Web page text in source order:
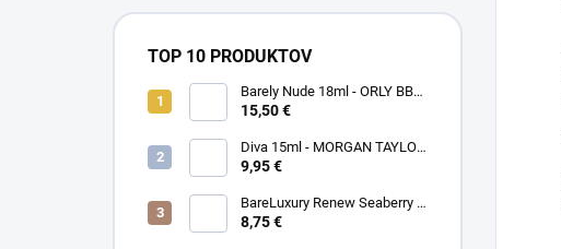
TOP 10 PRODUKTOV
Barely Nude 18ml - ORLY BB
CRÉME - makeup na nechty
15,50 €
Diva 15ml - MORGAN TAYLOR
- lak na nechty
9,95 €
BareLuxury Renew Seaberry &
Kukui - MORGAN TAYLOR -
8,75 €